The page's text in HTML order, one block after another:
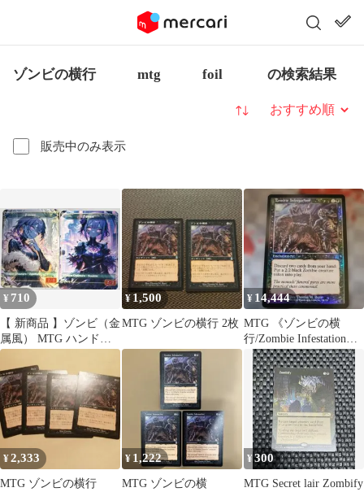
ゾンビの横行 mtg foil の検索結果
販売中のみ表示
並び替え
¥ 710
【 新商品 】ゾンビ（金
属風） MTG ハンドメ
イドトークン ２種 計
２枚
¥ 1,500
MTG ゾンビの横行 2枚
¥ 14,444
MTG 《ゾンビの横
行/Zombie Infestation》
英語Foil
¥2,333
MTG ゾンビの横行
¥ 1,222
MTG ゾンビの横
¥300
MTG Secret lair Zombify